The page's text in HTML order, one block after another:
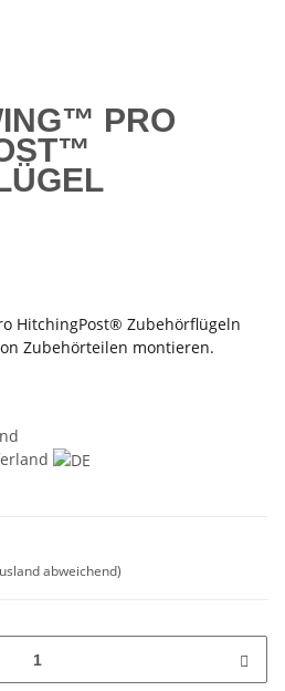
PRO
HitchingPost® Zubehörflügeln
Zubehörteilen montieren.
abweichend)